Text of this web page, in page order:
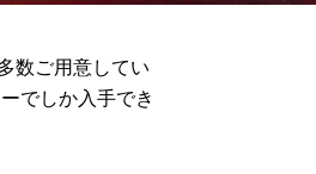
数ご用意してい
でしか入手でき